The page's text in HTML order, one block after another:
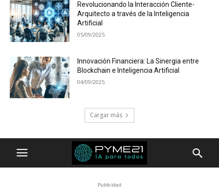
Revolucionando la Interacción Cliente-
Arquitecto a través de la Inteligencia
Artificial
05/09/2025
Innovación Financiera: La Sinergia entre
Blockchain e Inteligencia Artificial
04/09/2025
Cargar más